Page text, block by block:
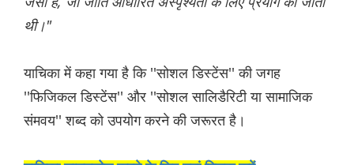
थी।"
याचिका में कहा गया है कि ''सोशल डिस्टेंस'' की जगह
''फिजिकल डिस्टेंस'' और ''सोशल सालिडैरिटी या सामाजिक
संमवय'' शब्द को उपयोग करने की जरूरत है।